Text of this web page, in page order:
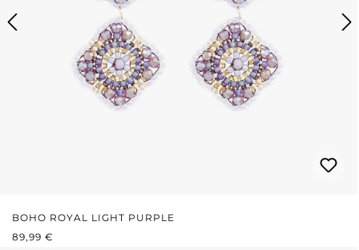
BOHO ROYAL LIGHT PURPLE
REGULÄRER PREIS:
89,99 €